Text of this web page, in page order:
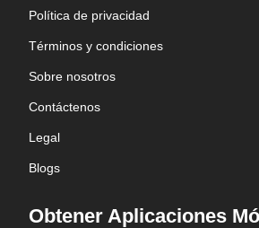
Política de privacidad
Términos y condiciones
Sobre nosotros
Contáctenos
Legal
Blogs
Obtener Aplicaciones